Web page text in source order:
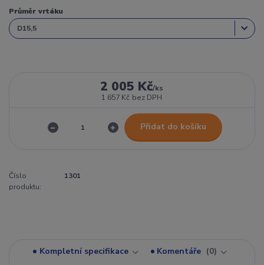
Průměr vrtáku
2 005 Kč/ks
1 657 Kč bez DPH
Přidat do košíku
Číslo
produktu:
1301
Kompletní specifikace Komentáře
0